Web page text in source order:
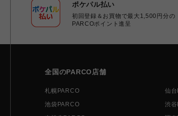
ポケパル払い
初回登録＆お買物で最大1,500円分の
PARCOポイント進呈
全国のPARCO店舗
札幌PARCO 仙
池袋PARCO
渋